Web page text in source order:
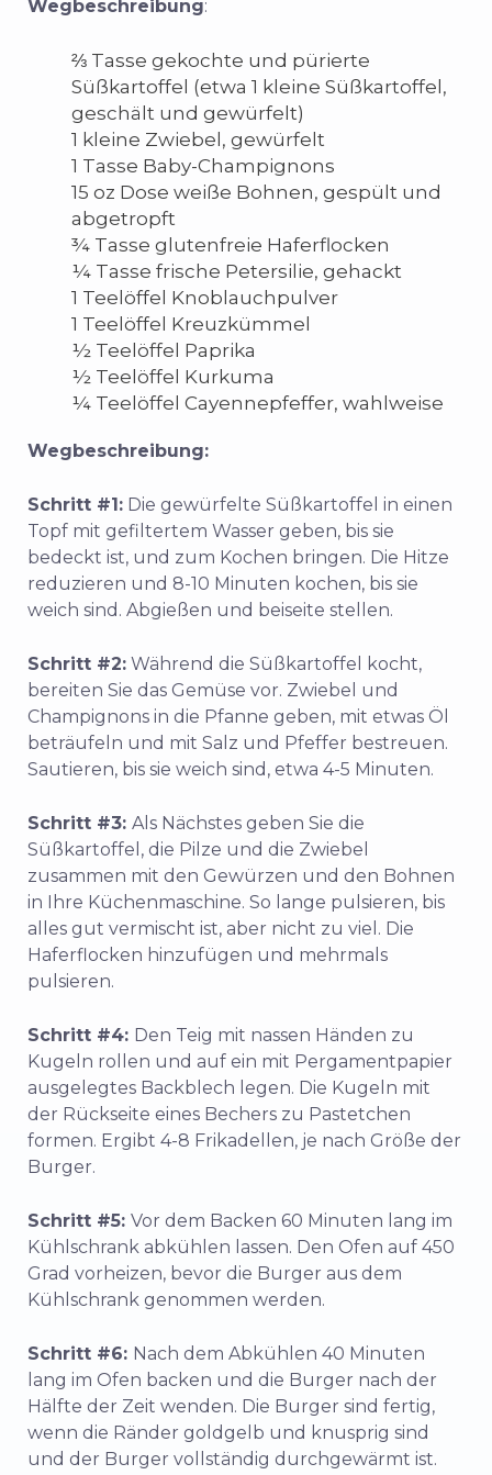
Wegbeschreibung:
⅔ Tasse gekochte und pürierte
Süßkartoffel (etwa 1 kleine Süßkartoffel,
geschält und gewürfelt)
1 kleine Zwiebel, gewürfelt
1 Tasse Baby-Champignons
15 oz Dose weiße Bohnen, gespült und
abgetropft
¾ Tasse glutenfreie Haferflocken
¼ Tasse frische Petersilie, gehackt
1 Teelöffel Knoblauchpulver
1 Teelöffel Kreuzkümmel
½ Teelöffel Paprika
½ Teelöffel Kurkuma
¼ Teelöffel Cayennepfeffer, wahlweise
Wegbeschreibung:
Schritt #1: Die gewürfelte Süßkartoffel in einen
Topf mit gefiltertem Wasser geben, bis sie
bedeckt ist, und zum Kochen bringen. Die Hitze
reduzieren und 8-10 Minuten kochen, bis sie
weich sind. Abgießen und beiseite stellen.
Schritt #2: Während die Süßkartoffel kocht,
bereiten Sie das Gemüse vor. Zwiebel und
Champignons in die Pfanne geben, mit etwas Öl
beträufeln und mit Salz und Pfeffer bestreuen.
Sautieren, bis sie weich sind, etwa 4-5 Minuten.
Schritt #3: Als Nächstes geben Sie die
Süßkartoffel, die Pilze und die Zwiebel
zusammen mit den Gewürzen und den Bohnen
in Ihre Küchenmaschine. So lange pulsieren, bis
alles gut vermischt ist, aber nicht zu viel. Die
Haferflocken hinzufügen und mehrmals
pulsieren.
Schritt #4: Den Teig mit nassen Händen zu
Kugeln rollen und auf ein mit Pergamentpapier
ausgelegtes Backblech legen. Die Kugeln mit
der Rückseite eines Bechers zu Pastetchen
formen. Ergibt 4-8 Frikadellen, je nach Größe der
Burger.
Schritt #5: Vor dem Backen 60 Minuten lang im
Kühlschrank abkühlen lassen. Den Ofen auf 450
Grad vorheizen, bevor die Burger aus dem
Kühlschrank genommen werden.
Schritt #6: Nach dem Abkühlen 40 Minuten
lang im Ofen backen und die Burger nach der
Hälfte der Zeit wenden. Die Burger sind fertig,
wenn die Ränder goldgelb und knusprig sind
und der Burger vollständig durchgewärmt ist.